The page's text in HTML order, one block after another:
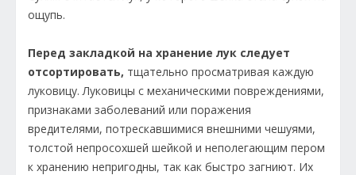
ощупь.
Перед закладкой на хранение лук следует
отсортировать, тщательно просматривая каждую
луковицу. Луковицы с механическими повреждениями,
признаками заболеваний или поражения
вредителями, потрескавшимися внешними чешуями,
толстой непросохшей шейкой и неполегающим пером
к хранению непригодны, так как быстро загниют. Их